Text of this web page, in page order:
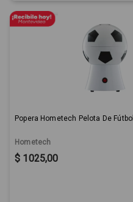
Popera Hometech Pelota De Fútbol
Hometech
Sale Price:
$ 1025,00